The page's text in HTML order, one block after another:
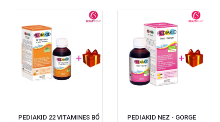
PEDIAKID 22 VITAMINES BỔ
PEDIAKID NEZ - GORGE